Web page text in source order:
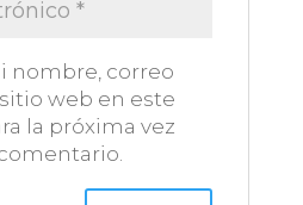
nombre, correo
web en este
la próxima vez